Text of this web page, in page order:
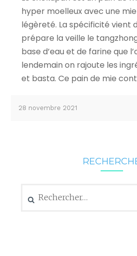
hyper moelleux avec une
légèreté. La spécificité vient
prépare la veille le
base d’eau et de farine que
lendemain on rajoute les
et basta. Ce pain de mie
28 novembre 2021